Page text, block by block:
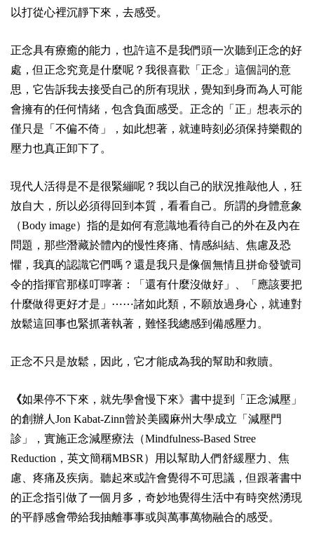
以打從心裡沉靜下來，去感受。
正念具有療癒的能力，也許這不是我們頭一次聽到正念的好
處，但正念究竟是什麼呢？我很喜歡「正念」這個詞的意
思，它告訴我去接受自己的所有現狀，覺知到身而為人可能
會擁有的任何情緒，包含負面感受。正念的「正」想表示的
僅只是「不偏不倚」，如此想著，就連時刻必須保持樂觀的
壓力也真正卸下了。
現代人活得是不是很緊繃呢？我以自己的狀況推敲他人，狂
放自大，所以必須得回到本質，看看自己。所謂的身體意象
（Body image）指的是如何有意識地看待自己的外在及內在
問題，那些潛藏於體內的慢性疼痛、情感糾結、焦慮及恐
懼，我真的認識它們嗎？還是我只是像個無情且拼命發號司
令的指揮官那樣叮嚀著：「還有什麼沒做好」、「應該要把
什麼做得更好才是」⋯⋯諸如此類，不願放過身心，就連對
放鬆這回事也緊抓著執著，難怪我總感到備感壓力。
正念不只是放鬆，因此，它才能成為我的幫助和救贖。
《如果停不下來，就先學會慢下來》書中提到「正念減壓」
的創辦人Jon Kabat-Zinn曾於美國麻州大學成立「減壓門
診」，實施正念減壓療法（Mindfulness-Based Stree
Reduction，英文簡稱MBSR）用以幫助人們舒緩壓力、焦
慮、疼痛及疾病。聽起來或許會覺得不可思議，但跟著書中
的正念指引做了一個月多，奇妙地覺得生活中有時突然湧現
的平靜感會帶給我抽離事事或與萬事萬物融合的感受。